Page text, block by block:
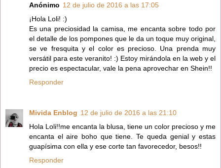
Anónimo 12 de julio de 2016 a las 17:05
¡Hola Loli! :)
Es una preciosidad la camisa, me encanta sobre todo por
el detalle de los pompones que le da un toque muy original,
se ve fresquita y el color es precioso. Una prenda muy
versátil para este veranito! :) Estoy mirándola en la web y el
precio es espectacular, vale la pena aprovechar en Shein!!
Responder
Mivida Enblog 12 de julio de 2016 a las 21:10
Hola Loli!!me encanta la blusa, tiene un color precioso y me
encanta el aire boho que tiene. Te queda genial y estas
guapísima con ella y ese corte tan favorecedor, besos!!
Responder